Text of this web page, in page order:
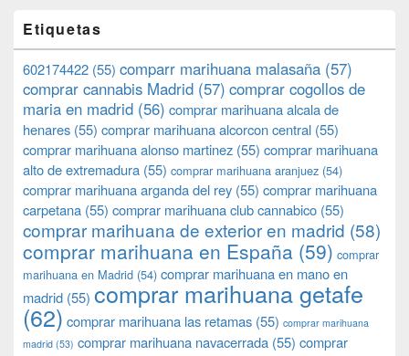
Etiquetas
602174422 (55) comparr marihuana malasaña (57)
comprar cannabis Madrid (57) comprar cogollos de
maria en madrid (56) comprar marihuana alcala de
henares (55) comprar marihuana alcorcon central (55)
comprar marihuana alonso martinez (55) comprar marihuana
alto de extremadura (55) comprar marihuana aranjuez (54)
comprar marihuana arganda del rey (55) comprar marihuana
carpetana (55) comprar marihuana club cannabico (55)
comprar marihuana de exterior en madrid (58)
comprar marihuana en España (59) comprar
marihuana en Madrid (54) comprar marihuana en mano en
madrid (55) comprar marihuana getafe
(62) comprar marihuana las retamas (55) comprar marihuana
madrid (53) comprar marihuana navacerrada (55) comprar